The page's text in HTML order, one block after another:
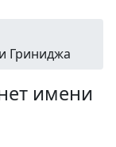
Гриниджа
имени